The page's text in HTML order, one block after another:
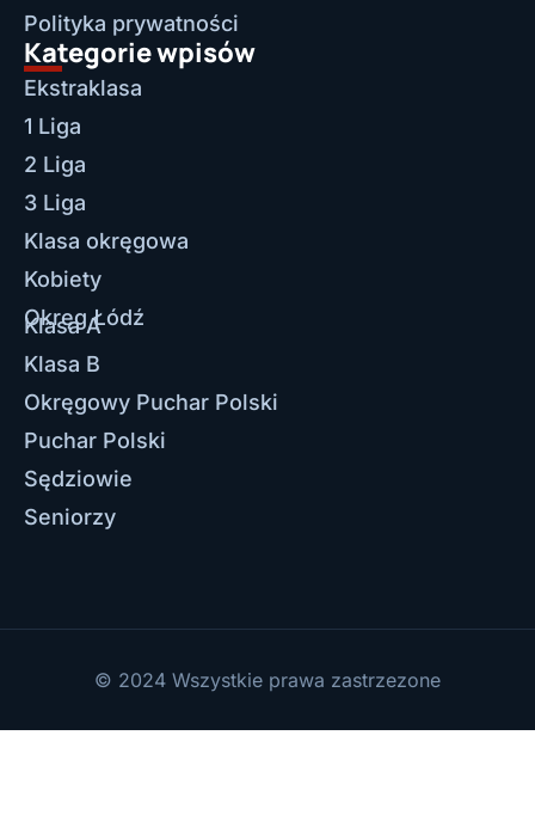
Polityka prywatności
Kategorie wpisów
Ekstraklasa
1 Liga
2 Liga
3 Liga
Klasa okręgowa
Kobiety
Okręg Łódź
Klasa A
Klasa B
Okręgowy Puchar Polski
Puchar Polski
Sędziowie
Seniorzy
© 2024 Wszystkie prawa zastrzezone